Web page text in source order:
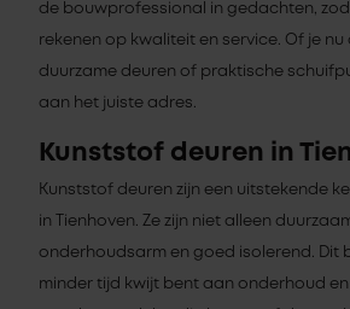
de bouwprofessional in gedachten,
rekenen op kwaliteit en service. Of je
duurzame deuren of praktische
aan het juiste adres.
Kunststof deuren in
Kunststof deuren zijn een uitstekende
in Tienhoven. Ze zijn niet alleen
onderhoudsarm en goed isolerend. Dit
minder tijd kwijt bent aan onderhoud